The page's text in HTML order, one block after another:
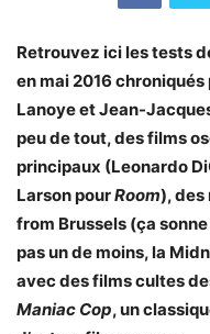
Retrouvez ici les tests
en mai 2016
Lanoye et Jean-
peu de tout, des films
principaux (Leonardo
Larson pourRoom), des
from Brussels (ça
pas un de moins, la
avec des films cultes
Maniac Cop, un